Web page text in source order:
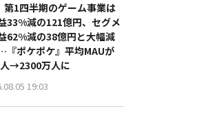
第1四半期のゲーム事業は
33%減の121億円、セグメ
62%減の38億円と大幅減
『ポケポケ』平均MAUが
→2300万人に
19:03